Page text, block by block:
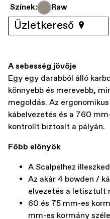
Színek: Raw
Üzletkereső
A sebesség jövője
Egy egy darabból álló
könnyebb és merevebb,
megoldás. Az
kábelvezetés és a 760
kontrollt biztosít a pályán.
Főbb előnyök
A Scalpelhez
Az akár 4 bowden /
elvezetés a letisztult
60 és 75 mm-es
mm-es kormány